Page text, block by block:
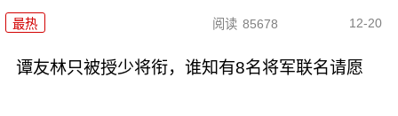
最热 阅读 85678 12-20
谭友林只被授少将衔，谁知有8名将军联名请愿